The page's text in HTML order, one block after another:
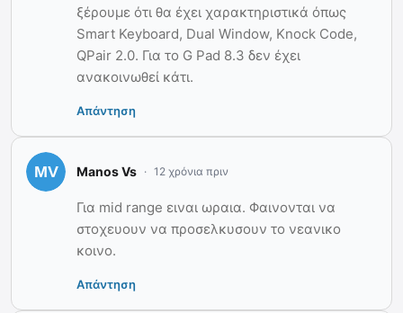
ξέρουμε ότι θα έχει χαρακτηριστικά όπως
Smart Keyboard, Dual Window, Knock Code,
QPair 2.0. Για το G Pad 8.3 δεν έχει
ανακοινωθεί κάτι.
Απάντηση
Manos Vs 12 χρόνια πριν
Για mid range ειναι ωραια. Φαινονται να
στοχευουν να προσελκυσουν το νεανικο
κοινο.
Απάντηση